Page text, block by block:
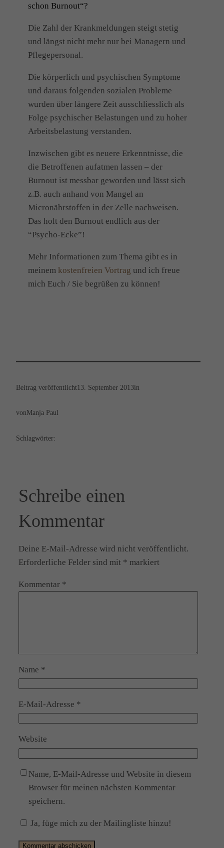
schon Burnout“?
Die Zahl der Krankmeldungen steigt stetig
und längst nicht mehr nur bei Managern und
Pflegepersonal.
Die körperlich und psychischen Symptome
und daraus folgenden sozialen Probleme
wurden über längere Zeit ausschliesslich als
Folge psychischer Belastungen und zu hoher
Arbeitsbelastung verstanden.
Inzwischen gibt es neuere Erkenntnisse, die
die Betroffenen aufatmen lassen – der
Burnout ist messbar geworden und lässt sich
z.B. auch anhand von Mangel an
Micronährstoffen in der Zelle nachweisen.
Das holt den Burnout endlich aus der
“Psycho-Ecke”!
Mehr Informationen zum Thema gibt es in
meinem kostenfreien Vortrag und ich freue
mich Euch / Sie begrüßen zu können!
Beitrag veröffentlicht13. September 2013in
vonManja Paul
Schlagwörter:
Schreibe einen
Kommentar
Deine E-Mail-Adresse wird nicht veröffentlicht.
Erforderliche Felder sind mit * markiert
Kommentar *
Name *
E-Mail-Adresse *
Website
Name, E-Mail-Adresse und Website in diesem
Browser für meinen nächsten Kommentar
speichern.
Ja, füge mich zu der Mailingliste hinzu!